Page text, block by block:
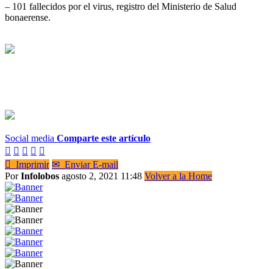
– 101 fallecidos por el virus, registro del Ministerio de Salud
bonaerense.
Social media Comparte este artículo
    
 Imprimir ✉ Enviar E-mail
PorInfolobos agosto 2, 2021 11:48 Volver a la Home